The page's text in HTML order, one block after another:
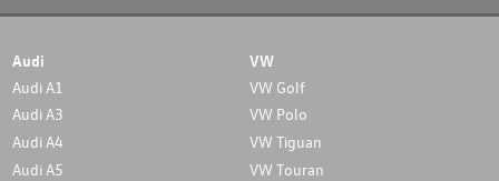
Audi
Audi A1
Audi A3
Audi A4
Audi A5
VW
VW Golf
VW Polo
VW Tiguan
VW Touran